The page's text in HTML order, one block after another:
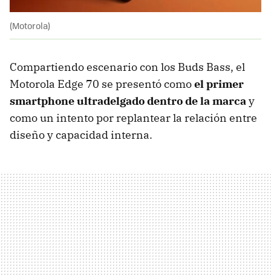
(Motorola)
Compartiendo escenario con los Buds Bass, el
Motorola Edge 70 se presentó comoel primer
smartphone ultradelgado dentro de la marcay
como un intento por replantear la relación entre
diseño y capacidad interna.